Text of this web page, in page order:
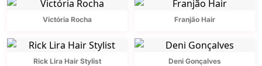
Victória Rocha Franjão Hair
Rick Lira Hair Stylist Deni Gonçalves